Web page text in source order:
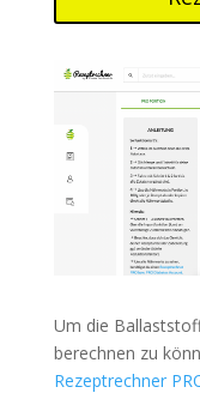
Um die
berechnen zu
Rezeptrechner